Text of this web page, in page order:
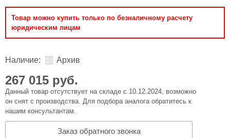
Товар можно купить только по безналичному расчету
юридическим лицам
Наличие: Архив
267 015 руб.
Данный товар отсутствует на складе с 10.12.2024, возможно
он снят с производства. Для подбора аналога обратитесь к
нашим консультантам.
Заказ обратного звонка